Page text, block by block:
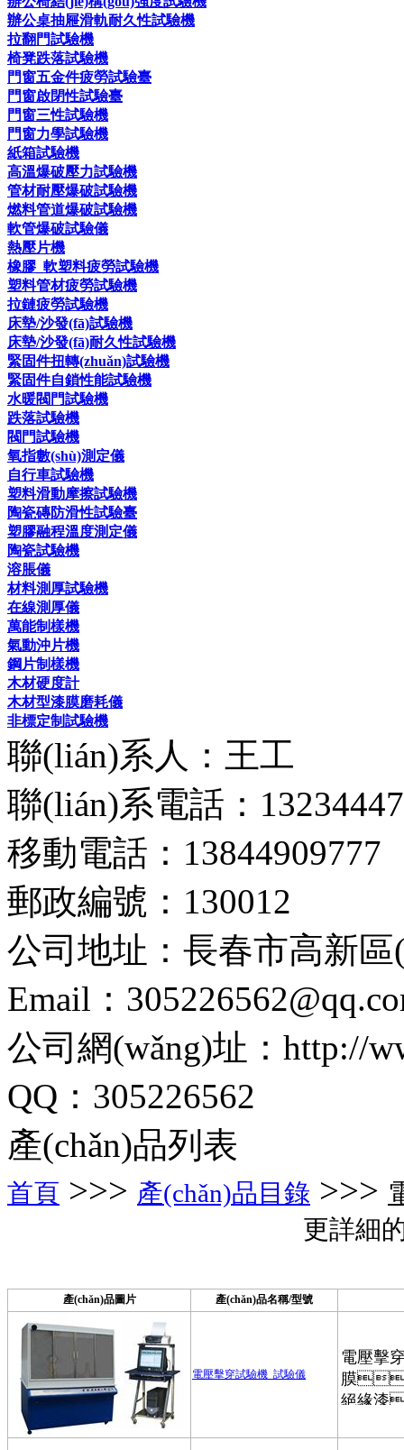
辦公桌抽屜滑軌耐久性試驗機
拉翻門試驗機
椅凳跌落試驗機
門窗五金件疲勞試驗臺
門窗啟閉性試驗臺
門窗三性試驗機
門窗力學試驗機
紙箱試驗機
高溫爆破壓力試驗機
管材耐壓爆破試驗機
燃料管道爆破試驗機
軟管爆破試驗儀
熱壓片機
橡膠_軟塑料疲勞試驗機
塑料管材疲勞試驗機
拉鏈疲勞試驗機
床墊/沙發(fā)試驗機
床墊/沙發(fā)耐久性試驗機
緊固件扭轉(zhuǎn)試驗機
緊固件自鎖性能試驗機
水暖閥門試驗機
跌落試驗機
閥門試驗機
氧指數(shù)測定儀
自行車試驗機
塑料滑動摩擦試驗機
陶瓷磚防滑性試驗臺
塑膠融程溫度測定儀
陶瓷試驗機
溶脹儀
材料測厚試驗機
在線測厚儀
萬能制樣機
氣動沖片機
鋼片制樣機
木材硬度計
木材型漆膜磨耗儀
非標定制試驗機
聯(lián)系人：王工
聯(lián)系電話：
移動電話：13844909777
郵政編號：130012
公司地址：長春市高新區
Email：
公司網(wǎng)址：http://
QQ：305226562
產(chǎn)品列表
首頁 >>> 產(chǎn)品目錄 >>>
更詳細
產(chǎn)品圖片 產(chǎn)品名稱/型號
電壓擊穿試驗機_試驗儀